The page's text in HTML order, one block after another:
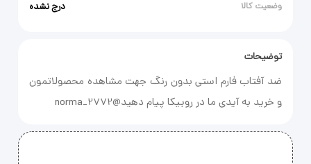
وضعیت کالا درج نشده
توضیحات
ضد آفتاب فارم استی بدون رنگ جهت مشاهده محصولاتمون
و خرید به آیدی ما در روبیکا پیام دهید@norma_2772